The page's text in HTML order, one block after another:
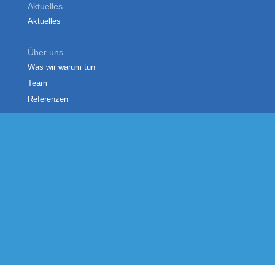
Aktuelles
Aktuelles
Über uns
Was wir warum tun
Team
Referenzen